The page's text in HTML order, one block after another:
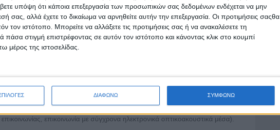
υπόψη ότι κάποια επεξεργασία των προσωπικών σας δεδομένων ενδέχεται να μην
σας, αλλά έχετε το δικαίωμα να αρνηθείτε αυτήν την επεξεργασία. Οι προτιμήσεις σαςθα
τον ιστότοπο. Μπορείτε να αλλάξετε τις προτιμήσεις σας ή να ανακαλέσετε τη
στιγμή επιστρέφοντας σε αυτόν τον ιστότοπο και κάνοντας κλικ στο κουμπί
μέρος της ιστοσελίδας.
ΔΙΑΦΩΝΩ ΣΥΜΦΩΝΩ
σε μεγάλη πόλη) αλλά η σημαντική μετακίνηση (π.χ. σε άλλη πόλη, σε άλλη
επικοινωνίας του άλλου γονέα.
επιμέλεια να έχει ελευθερία κίνησης και επιλογής της διαμονής του, αλλά ο
της ιδιότητάς του ως γονέα ανηλίκου, καθώς και ενόψει του δικαιώματος του
η αιτιολογική έκθεση και προσθέτει: «Συνεπώς ο έχων την επιμέλεια
ακόμα και σε μακρινό μέρος, αρκεί να έχει εξασφαλίσει την (προηγούμενη της
συμφωνεί ή δεν ανευρίσκεται κ.λπ., δικαστική απόφαση που επιτρέπει τη
το δικαστήριο θα κρίνει με βάση πρωτίστως το βέλτιστο συμφέρον του
και νέος τρόπος επικοινωνίας του ανηλίκου με τον άλλο γονέα (π.χ.
επικοινωνία με σύγχρονα ηλεκτρονικά οπτικοακουστικά μέσα).